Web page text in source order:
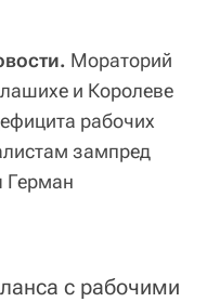
Мораторий
и Королеве
рабочих
зампред
Герман
с рабочими